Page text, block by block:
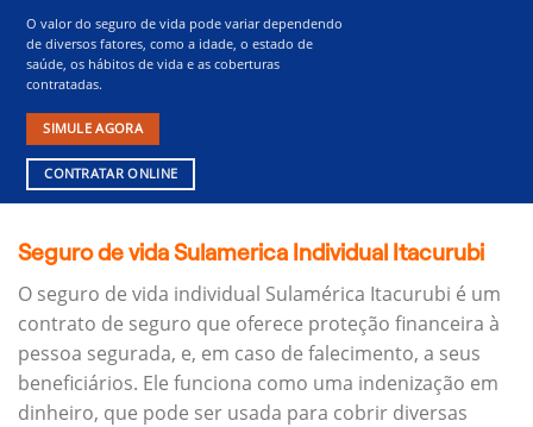
O valor do seguro de vida pode variar dependendo
de diversos fatores, como a idade, o estado de
saúde, os hábitos de vida e as coberturas
contratadas.
SIMULE AGORA
CONTRATAR ONLINE
Seguro de vida Sulamerica Individual Itacurubi
O seguro de vida individual Sulamérica Itacurubi é um
contrato de seguro que oferece proteção financeira à
pessoa segurada, e, em caso de falecimento, a seus
beneficiários. Ele funciona como uma indenização em
dinheiro, que pode ser usada para cobrir diversas